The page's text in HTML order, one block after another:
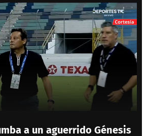
a un aguerrido Génesis